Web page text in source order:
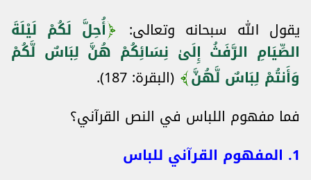
يقول الله سبحانه وتعالى:
أُحِلَّ لَكُمْ لَيْلَةَ
الصِّيَامِ الرَّفَثُ إِلَىٰ نِسَائِكُمْ هُنَّ لِبَاسٌ لَّكُمْ
وَأَنتُمْ لِبَاسٌ لَّهُنَّ
(البقرة: 187).
فما مفهوم اللباس في النص القرآني؟
1. المفهوم القرآني للباس